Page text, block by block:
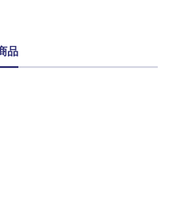
品